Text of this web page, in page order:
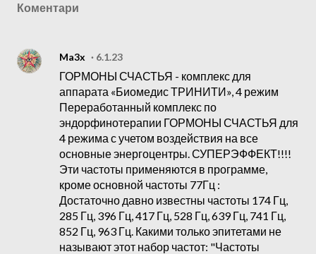
Коментари
Ma3x 6.1.23
ГОРМОНЫ СЧАСТЬЯ - комплекс для
аппарата «Биомедис ТРИНИТИ», 4 режим
Переработанный комплекс по
эндорфинотерапии ГОРМОНЫ СЧАСТЬЯ для
4 режима с учетом воздействия на все
основные энергоцентры. СУПЕРЭФФЕКТ!!!!
Эти частоты применяются в программе,
кроме основной частоты 77Гц :
Достаточно давно известны частоты 174 Гц,
285 Гц, 396 Гц, 417 Гц, 528 Гц, 639 Гц, 741 Гц,
852 Гц, 963 Гц. Какими только эпитетами не
называют этот набор частот: "Частоты